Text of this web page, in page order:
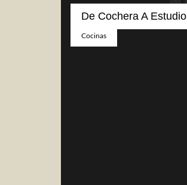
De Cochera A Estudio
Cocinas